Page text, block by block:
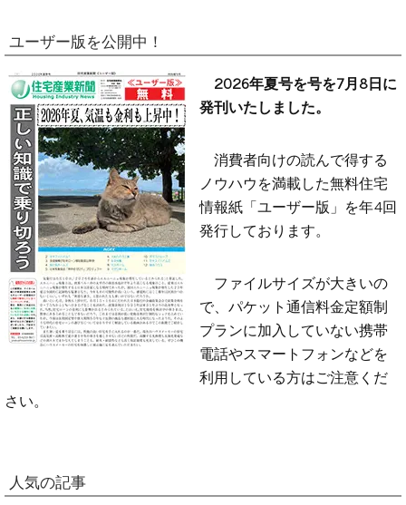
ユーザー版を公開中！
2026年夏号を号を7月8日に
発刊いたしました。
消費者向けの読んで得する
ノウハウを満載した無料住宅
情報紙「ユーザー版」を年4回
発行しております。
ファイルサイズが大きいの
で、パケット通信料金定額制
プランに加入していない携帯
電話やスマートフォンなどを
利用している方はご注意くだ
さい。
人気の記事